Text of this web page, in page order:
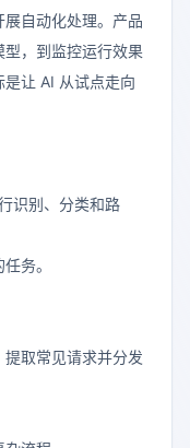
自动化处理。产品
，到监控运行效果
让 AI 从试点走向
识别、分类和路
务。
取常见请求并分发